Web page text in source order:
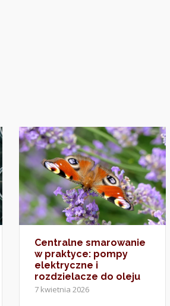
Centralne smarowanie
w praktyce: pompy
elektryczne i
rozdzielacze do oleju
7 kwietnia 2026